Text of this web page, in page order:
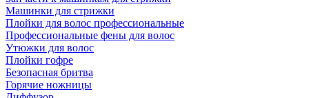
Машинки для стрижки
Плойки для волос профессиональные
Профессиональные фены для волос
Утюжки для волос
Плойки гофре
Безопасная бритва
Горячие ножницы